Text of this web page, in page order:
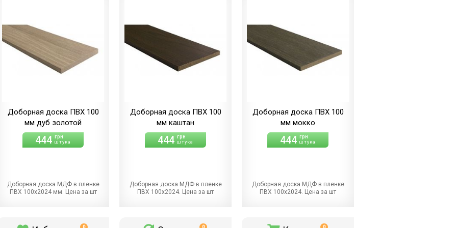
Доборная доска ПВХ 100
мм дуб золотой
444 грн
штука
Доборная доска МДФ в пленке
ПВХ 100х2024 мм. Цена за шт
Доборная доска ПВХ 100
мм каштан
444 грн
штука
Доборная доска МДФ в пленке
ПВХ 100х2024. Цена за шт
Доборная доска ПВХ 100
мм мокко
444 грн
штука
Доборная доска МДФ в пленке
ПВХ 100х2024. Цена за шт